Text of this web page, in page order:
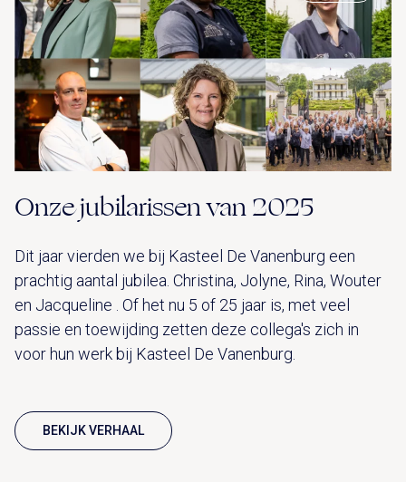
Onze jubilarissen van 2025
Dit jaar vierden we bij Kasteel De Vanenburg een
prachtig aantal jubilea. Christina, Jolyne, Rina, Wouter
en Jacqueline . Of het nu 5 of 25 jaar is, met veel
passie en toewijding zetten deze collega's zich in
voor hun werk bij Kasteel De Vanenburg.
BEKIJK VERHAAL